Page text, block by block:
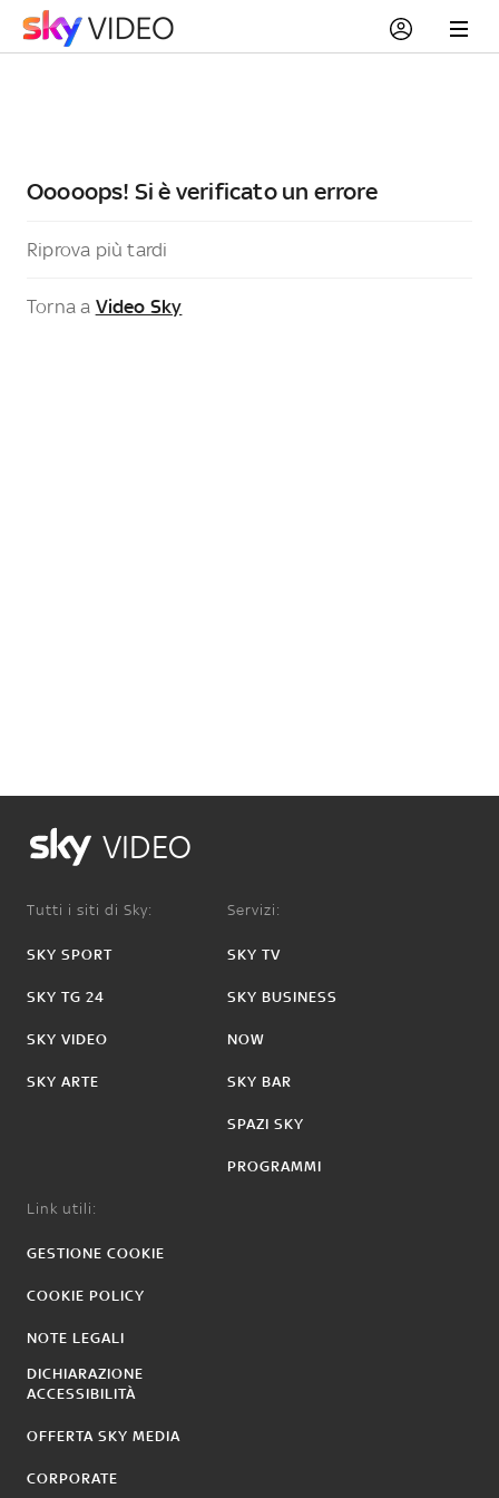
Ooooops! Si è verificato un errore
Riprova più tardi
Torna a Video Sky
VIDEO
Tutti i siti di Sky:
SKY SPORT
SKY TG 24
SKY VIDEO
SKY ARTE
Servizi:
SKY TV
SKY BUSINESS
NOW
SKY BAR
SPAZI SKY
PROGRAMMI
Link utili:
GESTIONE COOKIE
COOKIE POLICY
NOTE LEGALI
DICHIARAZIONE
ACCESSIBILITÀ
OFFERTA SKY MEDIA
CORPORATE